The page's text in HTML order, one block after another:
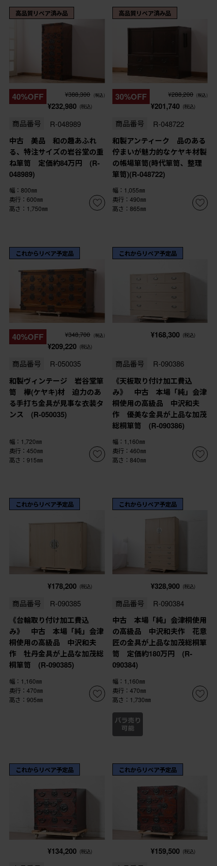
高品質リペア済み品
40%OFF ¥388,300 (税込)
¥232,980 (税込)
商品番号 R-048989
中古 美品 和の趣あふれ
る、特注サイズの岩谷堂の重
ね箪笥 定価約84万円 (R-
048989)
幅：800㎜
奥行：600㎜
高さ：1,750㎜
高品質リペア済み品
30%OFF ¥288,200 (税込)
¥201,740 (税込)
商品番号 R-048722
和製アンティーク 品のある
佇まいが魅力的なケヤキ材製
の帳場箪笥(時代箪笥、整理
箪笥)(R-048722)
幅：1,055㎜
奥行：490㎜
高さ：865㎜
これからリペア予定品
40%OFF ¥348,700 (税込)
¥209,220 (税込)
商品番号 R-050035
和製ヴィンテージ 岩谷堂箪
笥 欅(ケヤキ)材 迫力のあ
る手打ち金具が見事な衣装タ
ンス (R-050035)
幅：1,720㎜
奥行：450㎜
高さ：915㎜
これからリペア予定品
¥168,300 (税込)
商品番号 R-090386
《天板取り付け加工費込
み》 中古 本場「純」会津
桐使用の高級品 中沢和夫
作 優美な金具が上品な加茂
総桐箪笥 (R-090386)
幅：1,160㎜
奥行：460㎜
高さ：840㎜
これからリペア予定品
¥178,200 (税込)
商品番号 R-090385
《台輪取り付け加工費込
み》 中古 本場「純」会津
桐使用の高級品 中沢和夫
作 牡丹金具が上品な加茂総
桐箪笥 (R-090385)
幅：1,160㎜
奥行：470㎜
高さ：905㎜
これからリペア予定品
¥328,900 (税込)
商品番号 R-090384
中古 本場「純」会津桐使用
の高級品 中沢和夫作 花意
匠の金具が上品な加茂総桐箪
笥 定価約180万円 (R-
090384)
幅：1,160㎜
奥行：470㎜
高さ：1,730㎜
これからリペア予定品
¥134,200 (税込)
これからリペア予定品
¥159,500 (税込)